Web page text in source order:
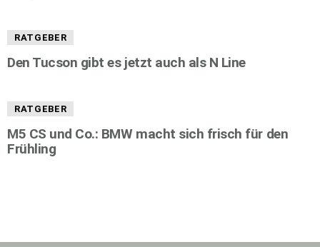
RATGEBER
Den Tucson gibt es jetzt auch als N Line
RATGEBER
M5 CS und Co.: BMW macht sich frisch für den
Frühling